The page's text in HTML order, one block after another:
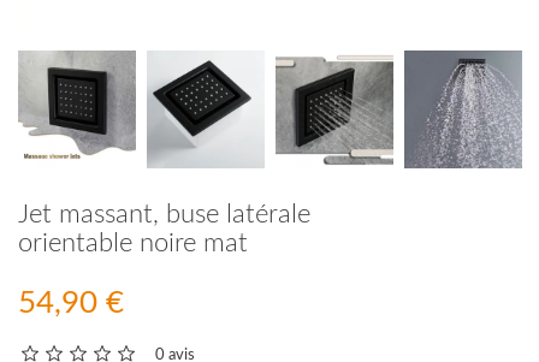
Jet massant, buse latérale
orientable noire mat
54,90 €
0 avis